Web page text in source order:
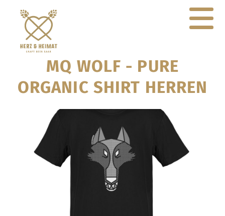
MQ WOLF - PURE
ORGANIC SHIRT HERREN